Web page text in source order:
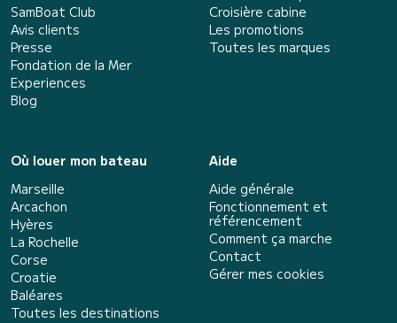
SamBoat Club
Avis clients
Presse
Fondation de la Mer
Experiences
Blog
Croisière cabine
Les promotions
Toutes les marques
Où louer mon bateau
Marseille
Arcachon
Hyères
La Rochelle
Corse
Croatie
Baléares
Toutes les destinations
Aide
Aide générale
Fonctionnement et
référencement
Comment ça marche
Contact
Gérer mes cookies